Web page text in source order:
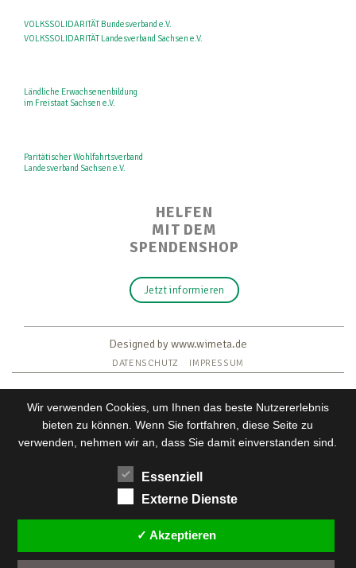
VOLKSSOLIDARITÄT Bundesverband e.V.
VOLKSSOLIDARITÄT Landesverband Sachsen e.V.
Ländliche Erwachsenenbildung
im Freistaat Sachsen e.V.
Paritätischer Wohlfahrtsverband
Landesverband Sachsen e.V.
HELFEN
MIT DEM
SPENDENSHOP
Jetzt informieren
Designed by www.wimeta.de
DATENSCHUTZ IMPRESSUM
In den kannst du erfahren, welche Cookies
Wir verwenden Cookies, um Ihnen das beste Nutzererlebnis
bieten zu können. Wenn Sie fortfahren, diese Seite zu
verwenden, nehmen wir an, dass Sie damit einverstanden sind.
Essenziell
Externe Dienste
✓ Akzeptieren